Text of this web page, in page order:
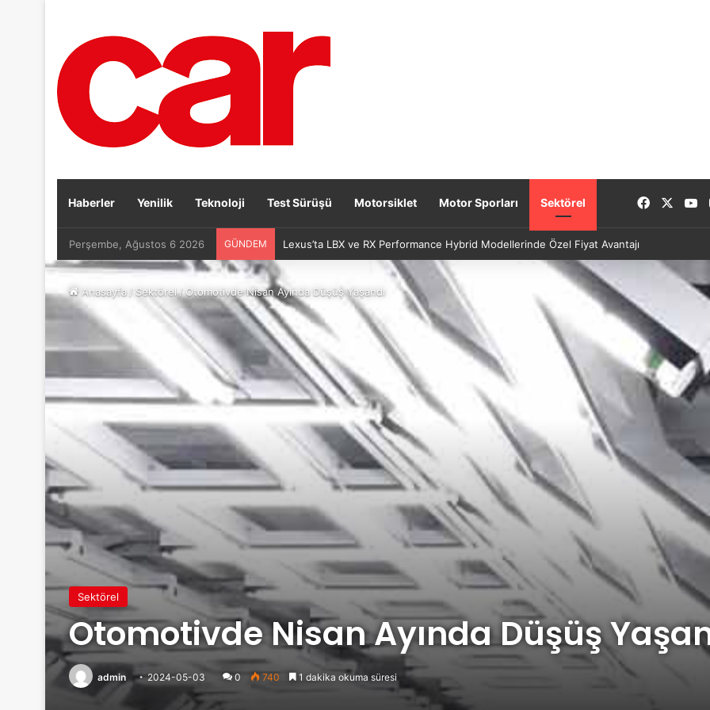
Haberler Yenilik Teknoloji Test Sürüşü Motorsiklet Motor Sporları Sektörel Facebook
Perşembe, Ağustos 6 2026 GÜNDEM Lexus’ta LBX ve RX Performance Hybrid Modellerinde Özel Fiyat Avantajı
Anasayfa/Sektörel/Otomotivde Nisan Ayında Düşüş Yaşandı
Sektörel
Otomotivde Nisan Ayında Düşüş
admin 2024-05-03 0 740 1 dakika okuma süresi